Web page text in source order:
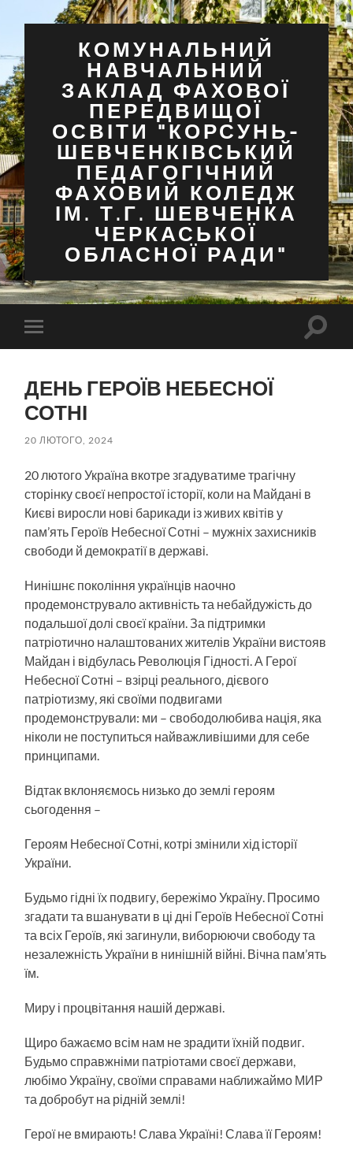
КОМУНАЛЬНИЙ
НАВЧАЛЬНИЙ
ЗАКЛАД ФАХОВОЇ
ПЕРЕДВИЩОЇ
ОСВІТИ "КОРСУНЬ-
ШЕВЧЕНКІВСЬКИЙ
ПЕДАГОГІЧНИЙ
ФАХОВИЙ КОЛЕДЖ
ІМ. Т.Г. ШЕВЧЕНКА
ЧЕРКАСЬКОЇ
ОБЛАСНОЇ РАДИ"
Перемкнути
мобільне
ДЕНЬ ГЕРОЇВ НЕБЕСНОЇ
СОТНІ
20 ЛЮТОГО, 2024
20 лютого Україна вкотре згадуватиме трагічну
сторінку своєї непростої історії, коли на Майдані в
Києві виросли нові барикади із живих квітів у
пам’ять Героїв Небесної Сотні – мужніх захисників
свободи й демократії в державі.
Нинішнє покоління українців наочно
продемонструвало активність та небайдужість до
подальшої долі своєї країни. За підтримки
патріотично налаштованих жителів України вистояв
Майдан і відбулась Революція Гідності. А Герої
Небесної Сотні – взірці реального, дієвого
патріотизму, які своїми подвигами
продемонстрували: ми – свободолюбива нація, яка
ніколи не поступиться найважливішими для себе
принципами.
Відтак вклоняємось низько до землі героям
сьогодення –
Героям Небесної Сотні, котрі змінили хід історії
України.
Будьмо гідні їх подвигу, бережімо Україну. Просимо
згадати та вшанувати в ці дні Героїв Небесної Сотні
та всіх Героїв, які загинули, виборюючи свободу та
незалежність України в нинішній війні. Вічна пам’ять
їм.
Миру і процвітання нашій державі.
Щиро бажаємо всім нам не зрадити їхній подвиг.
Будьмо справжніми патріотами своєї держави,
любімо Україну, своїми справами наближаймо МИР
та добробут на рідній землі!
Герої не вмирають! Слава Україні! Слава її Героям!